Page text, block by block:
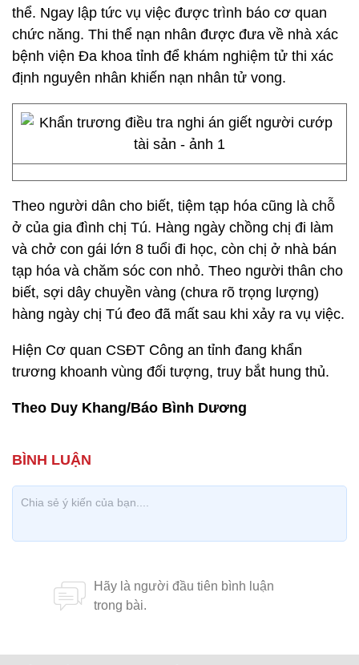
thể. Ngay lập tức vụ việc được trình báo cơ quan
chức năng. Thi thể nạn nhân được đưa về nhà xác
bệnh viện Đa khoa tỉnh để khám nghiệm tử thi xác
định nguyên nhân khiến nạn nhân tử vong.
Theo người dân cho biết, tiệm tạp hóa cũng là chỗ
ở của gia đình chị Tú. Hàng ngày chồng chị đi làm
và chở con gái lớn 8 tuổi đi học, còn chị ở nhà bán
tạp hóa và chăm sóc con nhỏ. Theo người thân cho
biết, sợi dây chuyền vàng (chưa rõ trọng lượng)
hàng ngày chị Tú đeo đã mất sau khi xảy ra vụ việc.
Hiện Cơ quan CSĐT Công an tỉnh đang khẩn
trương khoanh vùng đối tượng, truy bắt hung thủ.
Theo Duy Khang/Báo Bình Dương